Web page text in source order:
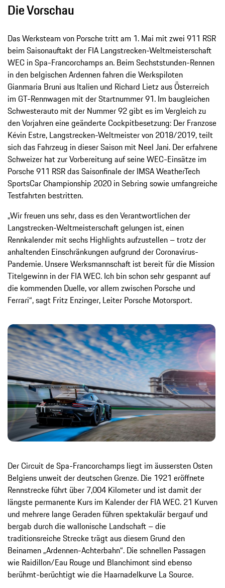
Die Vorschau
Das Werksteam von Porsche tritt am 1. Mai mit zwei 911 RSR
beim Saisonauftakt der FIA Langstrecken-Weltmeisterschaft
WEC in Spa-Francorchamps an. Beim Sechststunden-Rennen
in den belgischen Ardennen fahren die Werkspiloten
Gianmaria Bruni aus Italien und Richard Lietz aus Österreich
im GT-Rennwagen mit der Startnummer 91. Im baugleichen
Schwesterauto mit der Nummer 92 gibt es im Vergleich zu
den Vorjahren eine geänderte Cockpitbesetzung: Der Franzose
Kévin Estre, Langstrecken-Weltmeister von 2018/2019, teilt
sich das Fahrzeug in dieser Saison mit Neel Jani. Der erfahrene
Schweizer hat zur Vorbereitung auf seine WEC-Einsätze im
Porsche 911 RSR das Saisonfinale der IMSA WeatherTech
SportsCar Championship 2020 in Sebring sowie umfangreiche
Testfahrten bestritten.
„Wir freuen uns sehr, dass es den Verantwortlichen der
Langstrecken-Weltmeisterschaft gelungen ist, einen
Rennkalender mit sechs Highlights aufzustellen – trotz der
anhaltenden Einschränkungen aufgrund der Coronavirus-
Pandemie. Unsere Werksmannschaft ist bereit für die Mission
Titelgewinn in der FIA WEC. Ich bin schon sehr gespannt auf
die kommenden Duelle, vor allem zwischen Porsche und
Ferrari“, sagt Fritz Enzinger, Leiter Porsche Motorsport.
Der Circuit de Spa-Francorchamps liegt im äussersten Osten
Belgiens unweit der deutschen Grenze. Die 1921 eröffnete
Rennstrecke führt über 7,004 Kilometer und ist damit der
längste permanente Kurs im Kalender der FIA WEC. 21 Kurven
und mehrere lange Geraden führen spektakulär bergauf und
bergab durch die wallonische Landschaft – die
traditionsreiche Strecke trägt aus diesem Grund den
Beinamen „Ardennen-Achterbahn“. Die schnellen Passagen
wie Raidillon/Eau Rouge und Blanchimont sind ebenso
berühmt-berüchtigt wie die Haarnadelkurve La Source.